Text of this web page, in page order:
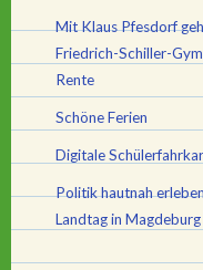
Mit Klaus Pfesdorf
Friedrich-Schiller-
Rente
Schöne Ferien
Digitale
Politik hautnah
Landtag in Magdeburg